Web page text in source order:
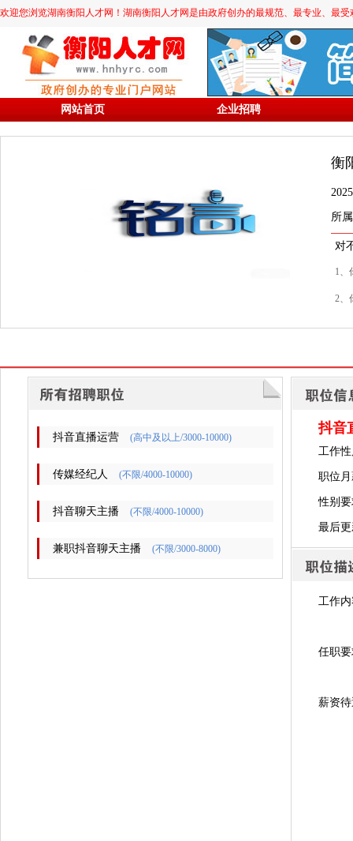
欢迎您浏览湖南衡阳人才网！湖南衡阳人才网是由政府创办的最规范、最专业、最
网站首页 企业招聘
衡
所
对
1、
2、
抖音直播运营 (高中及以上/3000-10000)
传媒经纪人 (不限/4000-10000)
抖音聊天主播 (不限/4000-10000)
兼职抖音聊天主播 (不限/3000-8000)
抖音
工作
职位月
性别
最后
工作
任职
薪资